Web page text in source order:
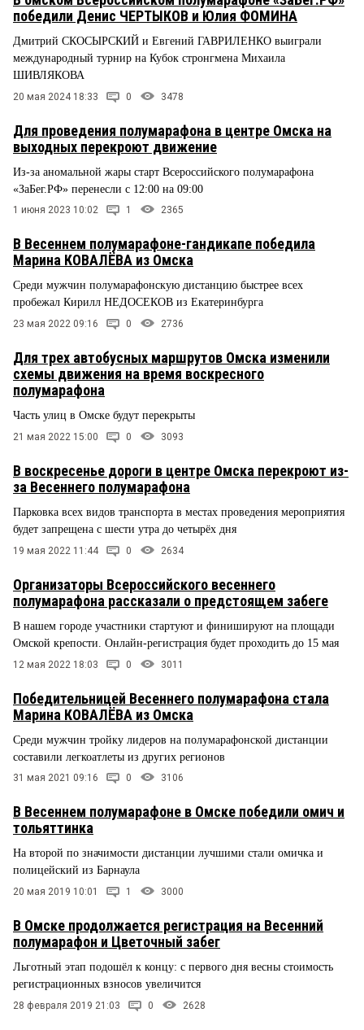
победили Денис ЧЕРТЫКОВ и Юлия ФОМИНА
Дмитрий СКОСЫРСКИЙ и Евгений ГАВРИЛЕНКО выиграли
международный турнир на Кубок стронгмена Михаила
ШИВЛЯКОВА
20 мая 2024 18:33 0 3478
Для проведения полумарафона в центре Омска на
выходных перекроют движение
Из-за аномальной жары старт Всероссийского полумарафона
«ЗаБег.РФ» перенесли с 12:00 на 09:00
1 июня 2023 10:02 1 2365
В Весеннем полумарафоне-гандикапе победила
Марина КОВАЛЁВА из Омска
Среди мужчин полумарафонскую дистанцию быстрее всех
пробежал Кирилл НЕДОСЕКОВ из Екатеринбурга
23 мая 2022 09:16 0 2736
Для трех автобусных маршрутов Омска изменили
схемы движения на время воскресного
полумарафона
Часть улиц в Омске будут перекрыты
21 мая 2022 15:00 0 3093
В воскресенье дороги в центре Омска перекроют из-
за Весеннего полумарафона
Парковка всех видов транспорта в местах проведения мероприятия
будет запрещена с шести утра до четырёх дня
19 мая 2022 11:44 0 2634
Организаторы Всероссийского весеннего
полумарафона рассказали о предстоящем забеге
В нашем городе участники стартуют и финишируют на площади
Омской крепости. Онлайн-регистрация будет проходить до 15 мая
12 мая 2022 18:03 0 3011
Победительницей Весеннего полумарафона стала
Марина КОВАЛЁВА из Омска
Среди мужчин тройку лидеров на полумарафонской дистанции
составили легкоатлеты из других регионов
31 мая 2021 09:16 0 3106
В Весеннем полумарафоне в Омске победили омич и
тольяттинка
На второй по значимости дистанции лучшими стали омичка и
полицейский из Барнаула
20 мая 2019 10:01 1 3000
В Омске продолжается регистрация на Весенний
полумарафон и Цветочный забег
Льготный этап подошёл к концу: с первого дня весны стоимость
регистрационных взносов увеличится
28 февраля 2019 21:03 0 2628